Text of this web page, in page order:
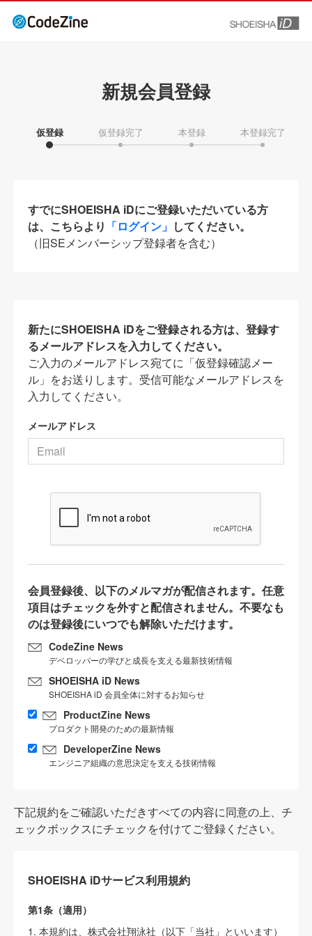
新規会員登録
仮登録 仮登録完了 本登録 本登録完了
すでにSHOEISHA iDにご登録いただいている方
は、こちらより 「ログイン」 してください。
（旧SEメンバーシップ登録者を含む）
新たにSHOEISHA iDをご登録される方は、登録す
るメールアドレスを入力してください。
ご入力のメールアドレス宛てに「仮登録確認メー
ル」をお送りします。受信可能なメールアドレスを
入力してください。
メールアドレス
会員登録後、以下のメルマガが配信されます。任意
項目はチェックを外すと配信されません。不要なも
のは登録後にいつでも解除いただけます。
CodeZine News
デベロッパーの学びと成長を支える最新技術情報
SHOEISHA iD News
SHOEISHA iD 会員全体に対するお知らせ
ProductZine News
プロダクト開発のための最新情報
DeveloperZine News
エンジニア組織の意思決定を支える技術情報
下記規約をご確認いただきすべての内容に同意の上、チ
ェックボックスにチェックを付けてご登録ください。
SHOEISHA iDサービス利用規約
第1条（適用）
1. 本規約は、株式会社翔泳社（以下「当社」といいます）